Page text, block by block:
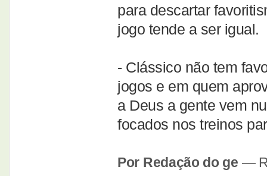
para descartar
jogo tende a ser igual.
- Clássico não tem
jogos e em quem
a Deus a gente vem
focados nos treinos
Por Redação do ge —